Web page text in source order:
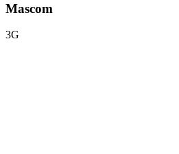
Mascom
3G